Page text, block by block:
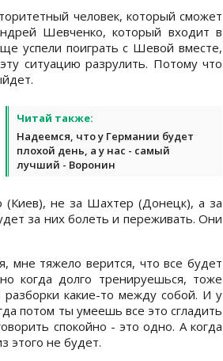
человек, который сможет
Шевченко, который входит в
успели поиграть с Шевой вместе,
ситуацию разрулить. Потому что
Читай также:
Надеемся, что у Германии будет
плохой день, а у нас - самый
лучший - Воронин
не за Шахтер (Донецк), а за
за них болеть и переживать. Они
мне тяжело верится, что все будет
когда долго тренируешься, тоже
какие-то между собой. И у
потом ты умеешь все это сгладить
спокойно - это одно. А когда
этого не будет.